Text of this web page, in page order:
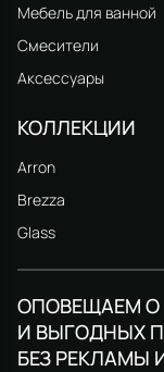
Мебель для ванной
Смесители
Аксессуары
КОЛЛЕКЦИИ
Arron
Brezza
Glass
ОПОВЕЩАЕМ О
И ВЫГОДНЫХ
БЕЗ РЕКЛАМЫ